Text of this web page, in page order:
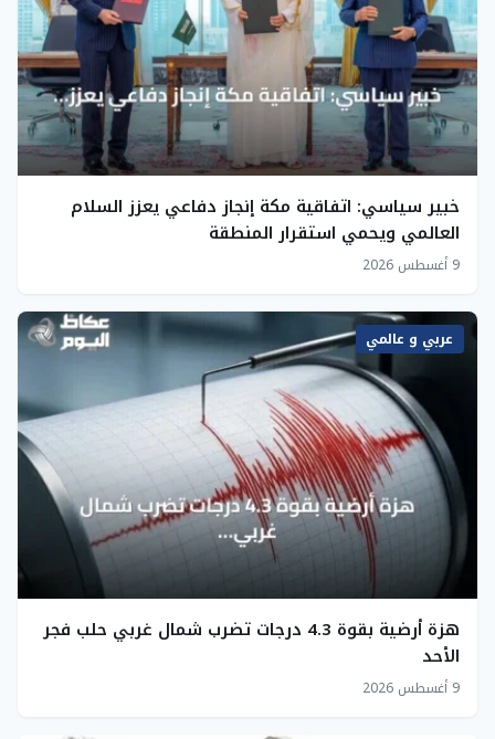
خبير سياسي: اتفاقية مكة إنجاز دفاعي يعزز السلام
العالمي ويحمي استقرار المنطقة
9 أغسطس 2026
عربي و عالمي
هزة أرضية بقوة 4.3 درجات تضرب شمال غربي حلب فجر
الأحد
9 أغسطس 2026